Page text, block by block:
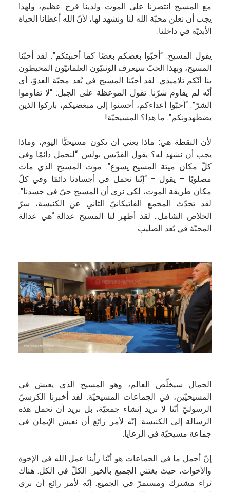
مع المسيح انتصرنا على الموت ولدينا فرح عظيم، ولهذا
يجب أن نعلن محبّة الله لنا ونشهد لها، لأنّ الله أعطانا الحياة
الأبديّة في داخلنا.
يقول المسيح: “أحبّوا بعضكم بعضًا كما أحببتكم”. لقد أحبّنا
المسيح، وبهذا الحبّ سيعرف الوثنيّون العلمانيّون المحيطون
بنا أنّكم تلاميذي. لقد أحبّنا المسيح في بُعد محبّة العدوّ، أي
أنّه لم يقاوم شرّنا. تقول الموعظة على الجبل: “لا تقاوموا
الشرّ”. “أحبّوا أعداءكم، أحسنوا إلى مبغضيكم، باركوا الذين
يضطهدونكم”. ما هذا؟ المسيحيّة!
لأن النقطة هي: ماذا يعني أن تكون مسيحيًّا اليوم، وماذا
يجب أن نشهد له؟ يقول القدّيس بولس: “لنحمل دائمًا وفي
كلّ مكان ميتة المسيح يسوع”. موت المسيح الذي مات
مصلوبًا – يقول – “إنّنا نحمل في أجسادنا دائمًا وفي كلّ
مكان طريقة الموت، لكي نرى أن المسيح حيّ في جسدنا”.
لقد تحدّث المجمع الفاتيكانيّ الثاني عن الكنيسة، سرّ
الخلاص الشامل.. لقد أظهر لنا المسيح عدالة ًهي عدالة
المحبّة في بُعد الصليب.
الجمال سيخلّص العالم، وهو المسيح الذي يعيش في
المسيحيّين، في الجماعات المسيحيّة. لقد أخبرنا الكرسيّ
الرسوليّ أنّنا لا نريد إنشاء جمعيّة، بل نريد أن نحمل هذه
الرسالة إلى الكنيسة: إنّه لأمر رائع أن نعيش الإيمان في
جماعة مسيحيّة في الرعايا.
إنّ أجمل ما في الجماعات هو أنّنا رأينا عمل الله في الإخوة
والأخوات، حيث يغتني الجميع بالخير. الكلّ في الكل. هناك
ثراء مشترك ومستمرّ في الجميع. إنّه لأمر رائع أن نرى